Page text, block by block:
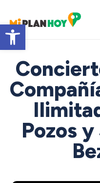
Abrir barra de herramientas
Pozos